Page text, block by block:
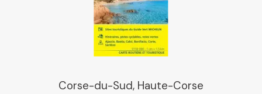
Librairie La Procure
Corse-du-Sud, Haute-Corse